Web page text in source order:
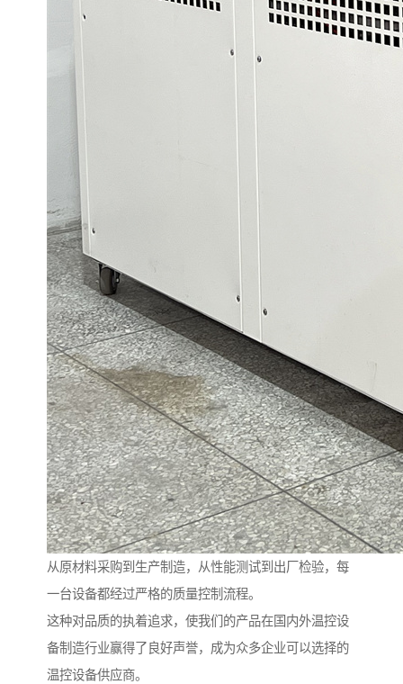
从原材料采购到生产制造，从性能测试到出厂检验，每
一台设备都经过严格的质量控制流程。
这种对品质的执着追求，使我们的产品在国内外温控设
备制造行业赢得了良好声誉，成为众多企业可以选择的
温控设备供应商。